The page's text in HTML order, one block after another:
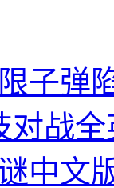
子弹
对战
中文